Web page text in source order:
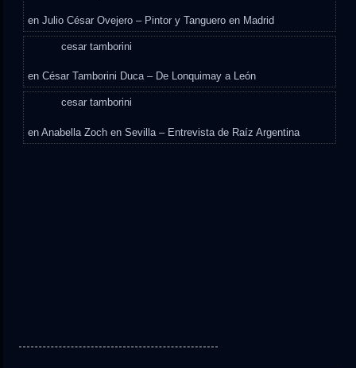
enJulio César Ovejero – Pintor y Tanguero en Madrid
cesar tamborini
enCésar Tamborini Duca – De Lonquimay a León
cesar tamborini
enAnabella Zoch en Sevilla – Entrevista de Raíz Argentina